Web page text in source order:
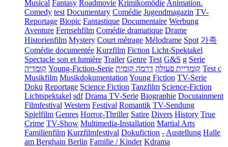
Musical Fantasy Roadmovie KrimikomödieAnimation.
Comedy test Documentary Comédie Jugendmagazin TV-
Reportage Biopic Fantastique Documentaire Werbung
Aventure Fernsehfilm Comédie dramatique Drame
Historienfilm Mystery Court métrage Mélodrame Spot 가족
Comédie documentée Kurzfilm Fiction Licht-Spektakel
Spectacle son et lumière Trailer Genre Test G&S g Serie
קומדיה Young-Fiction-Serie קומדיית פעולה דרמה קומית
Test c
Musikfilm MusikdokumentationYoung Fiction TV-Serie
Doku Reportage Science Fiction Tanzfilm Science-Fiction
Lichtspektakel sdf Drama TV-Serie Biographie Docutainment
Filmfestival Western Festival Romantik TV-Sendung
Spielfilm Genres Horror-Thriller Satire Divers History True
Crime TV-Show Multimedia-Installation Martial Arts
Familienfilm Kurzfilmfestival Dokufiction -Austellung Halle
am Berghain Berlin Familie / Kinder Kdrama